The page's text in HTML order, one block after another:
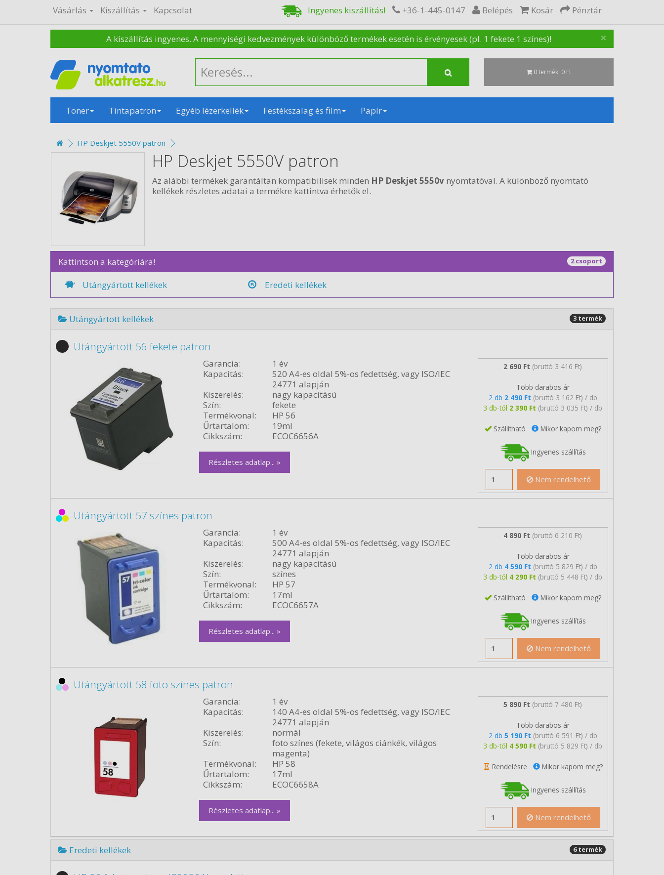
Vásárlás Kiszállítás Kapcsolat Ingyenes kiszállítás! +36-1-445-0147 Belépés Kosár Pénztár
×
A kiszállítás ingyenes. A mennyiségi kedvezmények különböző termékek esetén is érvényesek (pl. 1 fekete 1 színes)!
0 termék: 0 Ft
Toner Tintapatron Egyéb lézerkellék Festékszalag és film Papír
HP Deskjet 5550V patron
HP Deskjet 5550V patron
Az alábbi termékek garantáltan kompatibilisek minden HP Deskjet 5550v nyomtatóval. A különböző nyomtató
kellékek részletes adatai a termékre kattintva érhetők el.
Kattintson a kategóriára! 2 csoport
Utángyártott kellékek Eredeti kellékek
Utángyártott kellékek 3 termék
Utángyártott 56 fekete patron
Garancia:
1 év
Kapacitás:
520 A4-es oldal 5%-os fedettség, vagy ISO/IEC
24771 alapján
Kiszerelés:
nagy kapacitású
Szín:
fekete
Termékvonal:
HP 56
Űrtartalom:
19ml
Cikkszám:
ECOC6656A
Részletes adatlap... »
2 690 Ft (bruttó 3 416 Ft)
Több darabos ár
2 db 2 490 Ft (bruttó 3 162 Ft) / db
3 db-tól 2 390 Ft (bruttó 3 035 Ft) / db
Szállítható Mikor kapom meg?
Ingyenes szállítás
Nem rendelhető
Utángyártott 57 színes patron
Garancia:
1 év
Kapacitás:
500 A4-es oldal 5%-os fedettség, vagy ISO/IEC
24771 alapján
Kiszerelés:
nagy kapacitású
Szín:
színes
Termékvonal:
HP 57
Űrtartalom:
17ml
Cikkszám:
ECOC6657A
Részletes adatlap... »
4 890 Ft (bruttó 6 210 Ft)
Több darabos ár
2 db 4 590 Ft (bruttó 5 829 Ft) / db
3 db-tól 4 290 Ft (bruttó 5 448 Ft) / db
Szállítható Mikor kapom meg?
Ingyenes szállítás
Nem rendelhető
Utángyártott 58 foto színes patron
Garancia:
1 év
Kapacitás:
140 A4-es oldal 5%-os fedettség, vagy ISO/IEC
24771 alapján
Kiszerelés:
normál
Szín:
foto színes (fekete, világos ciánkék, világos
magenta)
Termékvonal:
HP 58
Űrtartalom:
17ml
Cikkszám:
ECOC6658A
Részletes adatlap... »
5 890 Ft (bruttó 7 480 Ft)
Több darabos ár
2 db 5 190 Ft (bruttó 6 591 Ft) / db
3 db-tól 4 590 Ft (bruttó 5 829 Ft) / db
Rendelésre Mikor kapom meg?
Ingyenes szállítás
Nem rendelhető
Eredeti kellékek 6 termék